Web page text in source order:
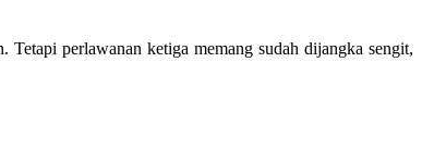
Tetapi perlawanan ketiga memang sudah dijangka sengit,